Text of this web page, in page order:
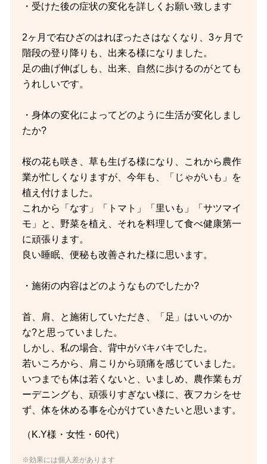
・受けた後の症状の変化を詳しくお願い致します
2ヶ月で右ひざのはれぼったさはなくなり、3ヶ月で
階段の登り降りも、出来る様になりました。
足の曲げ伸ばしも、出来、自然に歩けるのがとても
うれしいです。
・身体の変化によってどのように生活が変化しまし
たか?
桜の花も咲き、草も生げる様になり、これから農作
業が忙しくなりますが、今年も、「じゃがいも」を
植え付けました。
これから「なす」「トマト」「里いも」「サツマイ
モ」と、野菜を植え、それを料理して食べ健康第一
に頑張ります。
良い睡眠、便秘も改善された様に思います。
・施術の内容はどのようなものでしたか?
首、肩、と施術していただき、「足」はいいのか
な?と思っていました。
しかし、私の場合、背中がバキバキでした。
若いころから、肩こりから頭痛を感じていました。
いつまでも体は若くないと、いましめ、農作業もガ
ーデニングも、頑張りすぎない様に、夜フカシをせ
ず、体を休める事を心がけていきたいと思います。
（K.Y様・女性・60代）
※効果には個人差があります